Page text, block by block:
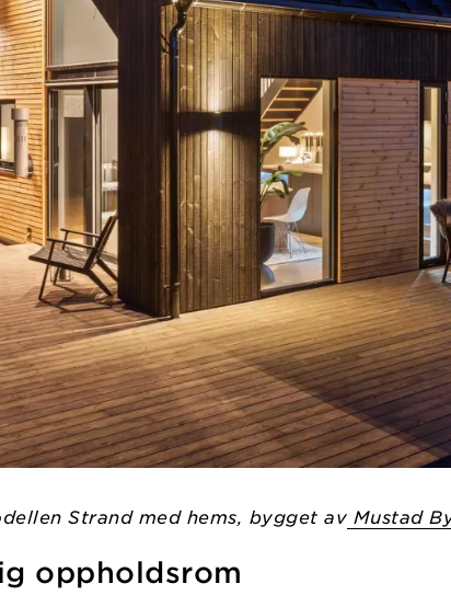
Strand med hems, bygget av Mustad
oppholdsrom